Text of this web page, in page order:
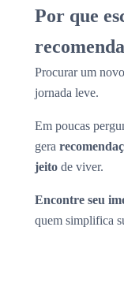
Por que
Procurar um
jornada leve.
Em poucas
gera
jeito de viver.
Encontre seu
quem simplifica